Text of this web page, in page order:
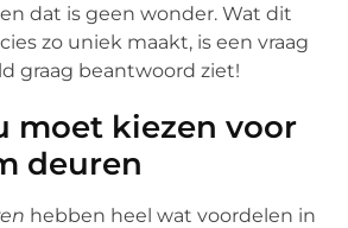
dat is geen wonder. Wat dit
zo uniek maakt, is een vraag
graag beantwoord ziet!
moet kiezen voor
deuren
hebben heel wat voordelen in